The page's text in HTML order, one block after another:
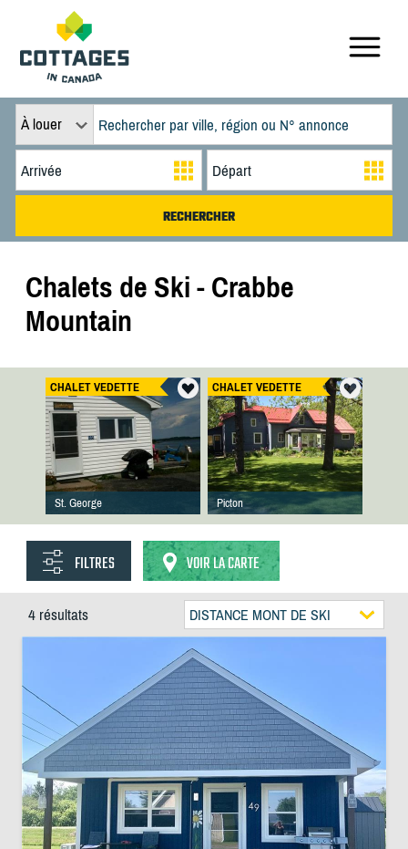
À louer
Chalets de Ski - Crabbe
Mountain
CHALET VEDETTE
St. George
CHALET VEDETTE
Picton
FILTRES VOIR LA CARTE
4 résultats DISTANCE MONT DE SKI